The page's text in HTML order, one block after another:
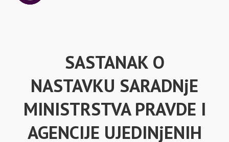
SASTANAK O
NASTAVKU SARADNjE
MINISTRSTVA PRAVDE I
AGENCIJE UJEDINjENIH